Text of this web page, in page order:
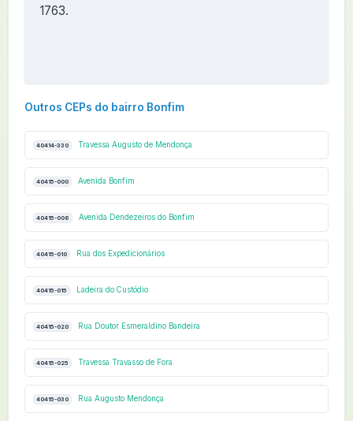
1763.
Outros CEPs do bairro Bonfim
40414-330 Travessa Augusto de Mendonça
40415-000 Avenida Bonfim
40415-006 Avenida Dendezeiros do Bonfim
40415-010 Rua dos Expedicionários
40415-015 Ladeira do Custódio
40415-020 Rua Doutor Esmeraldino Bandeira
40415-025 Travessa Travasso de Fora
40415-030 Rua Augusto Mendonça